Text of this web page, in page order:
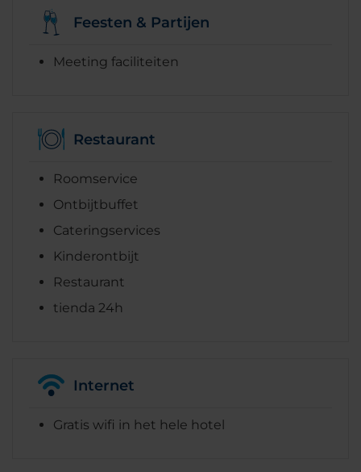
Feesten & Partijen
Meeting faciliteiten
Restaurant
Roomservice
Ontbijtbuffet
Cateringservices
Kinderontbijt
Restaurant
tienda 24h
Internet
Gratis wifi in het hele hotel